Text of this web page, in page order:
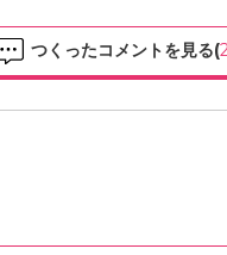
つくったコメントを見る(